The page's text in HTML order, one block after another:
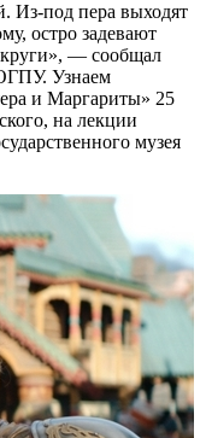
Из-под пера выходят
остро задевают
— сообщал
Узнаем
и Маргариты» 25
на лекции
музея